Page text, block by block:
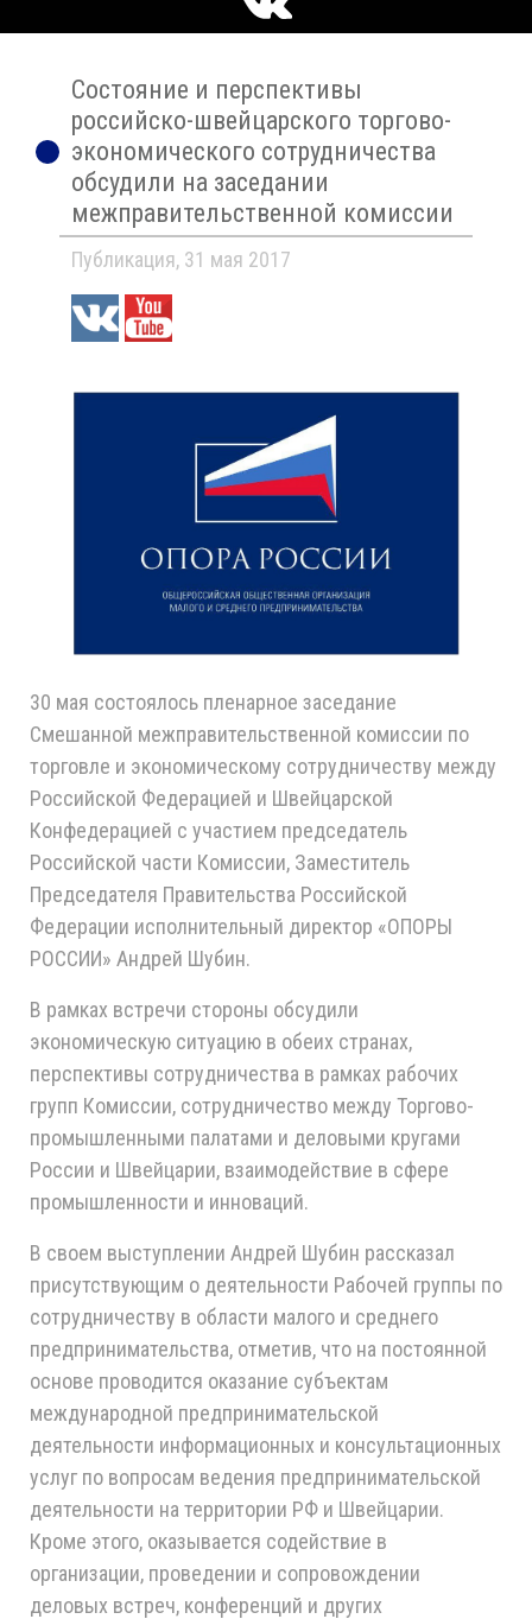
Состояние и перспективы
российско-швейцарского торгово-
экономического сотрудничества
обсудили на заседании
межправительственной комиссии
Публикация, 31 мая 2017
30 мая состоялось пленарное заседание
Смешанной межправительственной комиссии по
торговле и экономическому сотрудничеству между
Российской Федерацией и Швейцарской
Конфедерацией с участием председатель
Российской части Комиссии, Заместитель
Председателя Правительства Российской
Федерации исполнительный директор «ОПОРЫ
РОССИИ» Андрей Шубин.
В рамках встречи стороны обсудили
экономическую ситуацию в обеих странах,
перспективы сотрудничества в рамках рабочих
групп Комиссии, сотрудничество между Торгово-
промышленными палатами и деловыми кругами
России и Швейцарии, взаимодействие в сфере
промышленности и инноваций.
В своем выступлении Андрей Шубин рассказал
присутствующим о деятельности Рабочей группы по
сотрудничеству в области малого и среднего
предпринимательства, отметив, что на постоянной
основе проводится оказание субъектам
международной предпринимательской
деятельности информационных и консультационных
услуг по вопросам ведения предпринимательской
деятельности на территории РФ и Швейцарии.
Кроме этого, оказывается содействие в
организации, проведении и сопровождении
деловых встреч, конференций и других